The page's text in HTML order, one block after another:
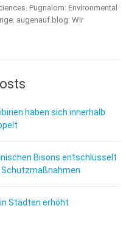
Pugnalom: Environmental
augenauf.blog: Wir
haben sich innerhalb
Bisons entschlüsselt
Schutzmaßnahmen
Städten erhöht